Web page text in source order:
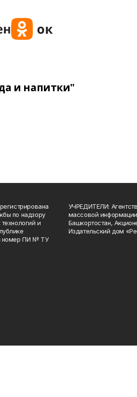
и напитки"
по надзору
и
номер ПИ № ТУ
УЧРЕДИТЕЛИ:
массовой
Башкортостан,
Издательский дом